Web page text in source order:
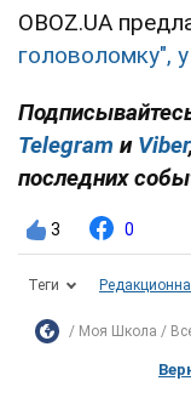
OBOZ.UA
головоломку",
Telegram и Viber
последних
3 0
Теги
Моя Школа